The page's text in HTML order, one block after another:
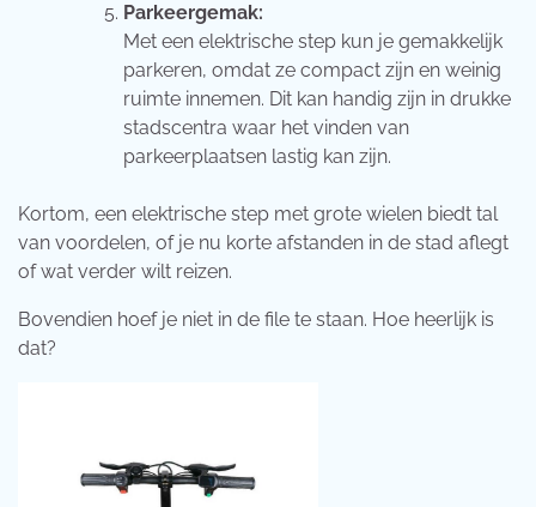
Parkeergemak:
Met een elektrische step kun je gemakkelijk
parkeren, omdat ze compact zijn en weinig
ruimte innemen. Dit kan handig zijn in drukke
stadscentra waar het vinden van
parkeerplaatsen lastig kan zijn.
Kortom, een elektrische step met grote wielen biedt tal
van voordelen, of je nu korte afstanden in de stad aflegt
of wat verder wilt reizen.
Bovendien hoef je niet in de file te staan. Hoe heerlijk is
dat?